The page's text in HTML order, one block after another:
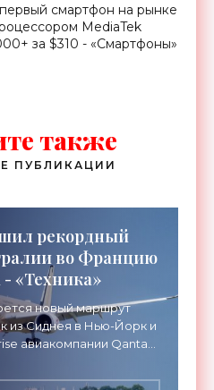
первый смартфон на рынке
MediaTek
за $310 - «Смартфоны»
также
ПУБЛИКАЦИИ
рекордный
во Францию
- «Техника»
новый маршрут
из Сиднея в Нью-Йорк и
авиакомпании Qantas
до 24